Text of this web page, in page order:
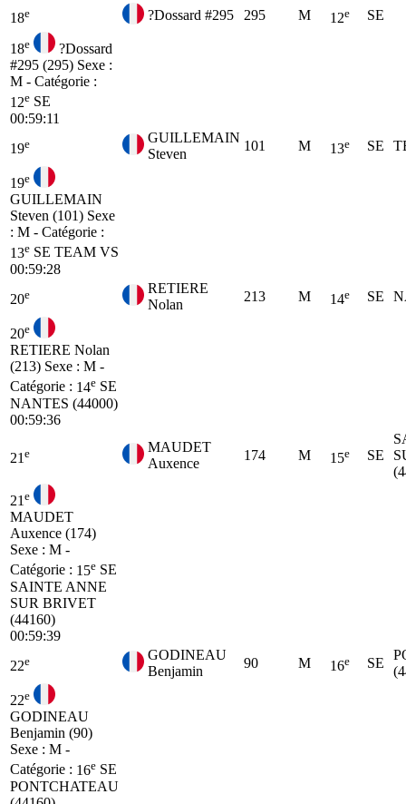
18e ?Dossard #295 295 M 12e SE
18e
?Dossard
#295 (295) Sexe :
M - Catégorie :
12e SE
00:59:11
19e
GUILLEMAIN
Steven
101 M 13e SE
19e
GUILLEMAIN
Steven (101) Sexe
: M - Catégorie :
13e SE TEAM VS
00:59:28
20e
RETIERE
Nolan
213 M 14e SE
20e
RETIERE Nolan
(213) Sexe : M -
Catégorie : 14e SE
NANTES (44000)
00:59:36
21 e
MAUDET
Auxence
174 M 15e SE
21 e
MAUDET
Auxence (174)
Sexe : M -
Catégorie : 15e SE
SAINTE ANNE
SUR BRIVET
(44160)
00:59:39
22e
GODINEAU
Benjamin
90 M 16e SE
22e
GODINEAU
Benjamin (90)
Sexe : M -
Catégorie : 16e SE
PONTCHATEAU